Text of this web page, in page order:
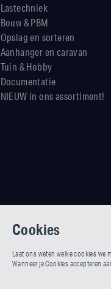
Lastechniek
Bouw & PBM
Opslag en sorteren
Aanhanger en caravan
Tuin & Hobby
Documentatie
NIEUW in ons assortiment!
Cookies
Laat ons weten welke cookies we
Wanneer je Cookies accepteren